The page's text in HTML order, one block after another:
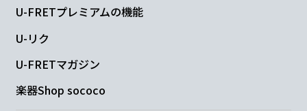
U-FRETプレミアムの機能
U-リク
U-FRETマガジン
楽器Shop sococo